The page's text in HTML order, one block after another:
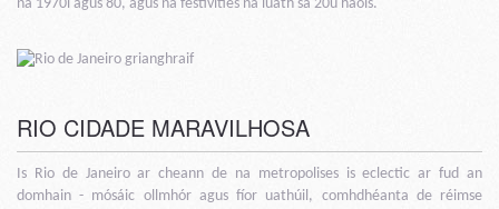
na 1970í agus 80, agus na festivities na luath sa 20ú haois.
RIO CIDADE MARAVILHOSA
Is Rio de Janeiro ar cheann de na metropolises is eclectic ar fud an
domhain - mósáic ollmhór agus fíor uathúil, comhdhéanta de réimse